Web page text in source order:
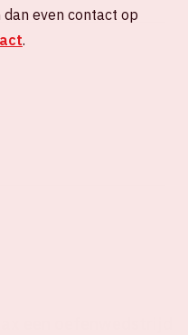
een oefenwedstrijd
even contact op
.